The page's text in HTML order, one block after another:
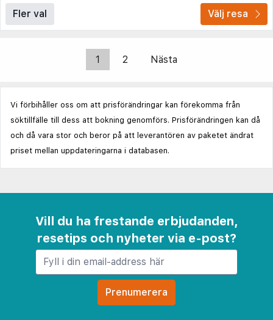
Fler val Välj resa
1 2 Nästa
Vi förbihåller oss om att prisförändringar kan förekomma från
söktillfälle till dess att bokning genomförs. Prisförändringen kan då
och då vara stor och beror på att leverantören av paketet ändrat
priset mellan uppdateringarna i databasen.
Vill du ha frestande erbjudanden,
resetips och nyheter via e-post?